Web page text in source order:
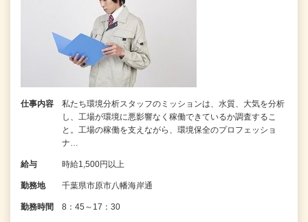
仕事内容
私たち環境分析スタッフのミッションは、水質、大気を分析
し、工場が環境に悪影響なく稼働できているか調査するこ
と。工場の稼働を支えながら、環境保全のプロフェッショ
ナ…
給与 時給1,500円以上
勤務地 千葉県市原市八幡海岸通
勤務時間 8：45～17：30